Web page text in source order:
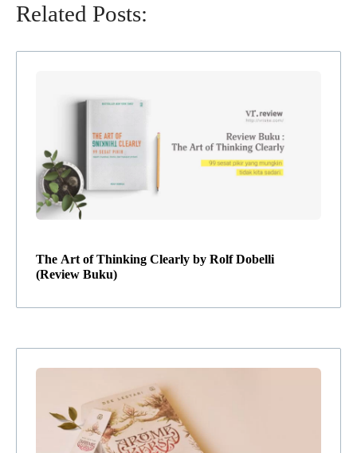
Related Posts:
The Art of Thinking Clearly by Rolf Dobelli
(Review Buku)